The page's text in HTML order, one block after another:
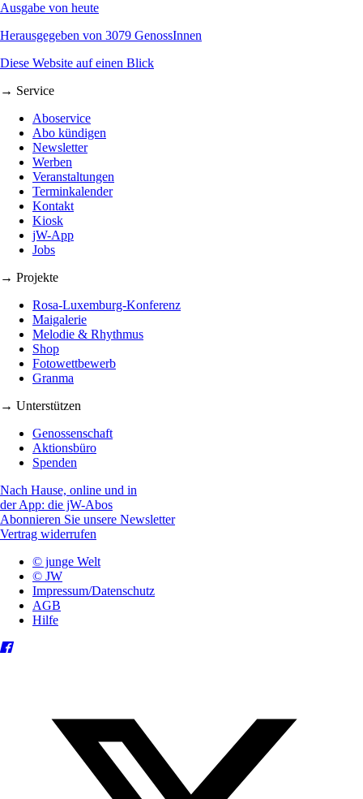
Ausgabe von heute
Herausgegeben von 3079 GenossInnen
Diese Website auf einen Blick
→ Service
Aboservice
Abo kündigen
Newsletter
Werben
Veranstaltungen
Terminkalender
Kontakt
Kiosk
jW-App
Jobs
→ Projekte
Rosa-Luxemburg-Konferenz
Maigalerie
Melodie & Rhythmus
Shop
Fotowettbewerb
Granma
→ Unterstützen
Genossenschaft
Aktionsbüro
Spenden
Nach Hause, online und in
der App: die jW-Abos
Abonnieren Sie unsere Newsletter
Vertrag widerrufen
© junge Welt
© JW
Impressum/Datenschutz
AGB
Hilfe